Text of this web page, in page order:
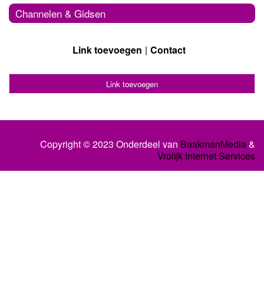
Channelen & Gidsen
Link toevoegen Contact
Link toevoegen
Copyright © 2023 Onderdeel van BaakmanMedia&
Vrolijk Internet Services